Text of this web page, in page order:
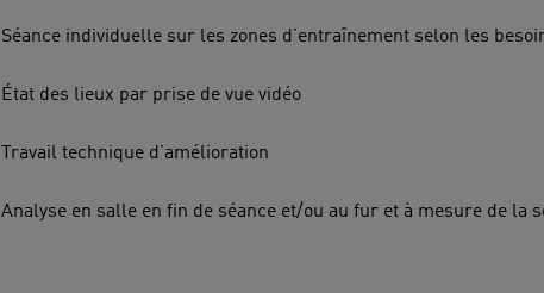
Séance individuelle sur les zones d’entraînement selon les
État des lieux par prise de vue vidéo
Travail technique d’amélioration
Analyse en salle en fin de séance et/ou au fur et à mesure de la